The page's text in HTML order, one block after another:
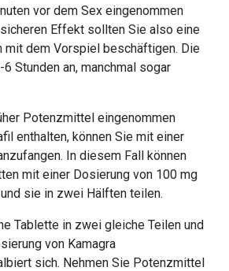
vor dem Sex eingenommen
Effekt sollten Sie also eine
mit dem Vorspiel beschäftigen. Die
Stunden an, manchmal sogar
Potenzmittel eingenommen
enthalten, können Sie mit einer
In diesem Fall können
mit einer Dosierung von 100 mg
sie in zwei Hälften teilen.
Tablette in zwei gleiche Teilen und
von Kamagra
sich. Nehmen Sie Potenzmittel